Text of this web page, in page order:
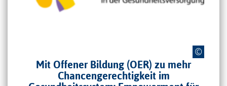
©
Mit Offener Bildung (OER) zu mehr
Chancengerechtigkeit im